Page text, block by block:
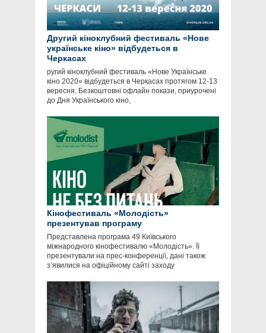
Другий кіноклубний фестиваль «Нове
українське кіно» відбудеться в
Черкасах
ругий кіноклубний фестиваль «Нове Українське
кіно 2020» відбудеться в Черкасах протягом 12-13
вересня. Безкоштовні офлайн покази, приурочені
до Дня Українського кіно,
Кінофестиваль «Молодість»
презентував програму
Представлена програма 49 Київського
міжнародного кінофестивалю «Молодість». Її
презентували на прес-конференції, дані також
з’явилися на офіційному сайті заходу